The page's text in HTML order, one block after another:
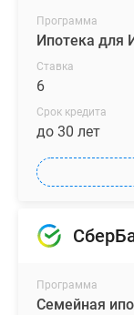
Программа
Ипотека для
Ставка
6
Срок кредита
до 30 лет
Программа
Семейная